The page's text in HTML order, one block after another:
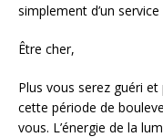
simplement d’un
Être cher,
Plus vous serez guéri
cette période de
vous. L’énergie de la